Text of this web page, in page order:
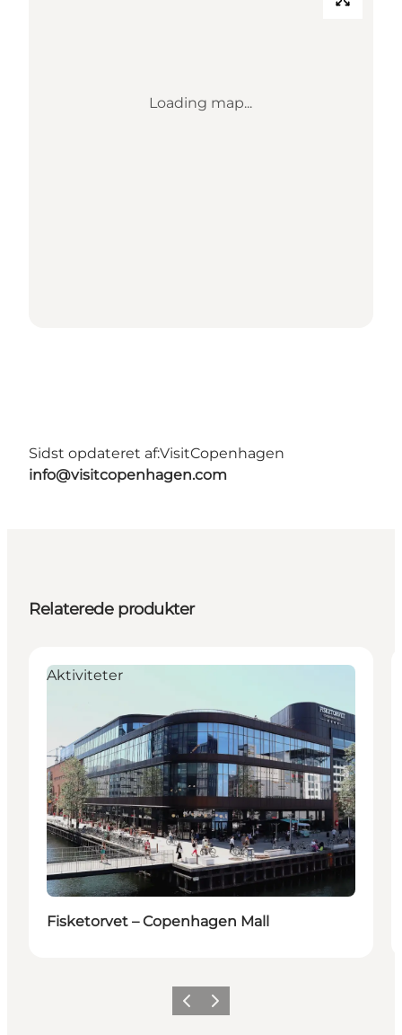
Loading map...
Sidst opdateret af:VisitCopenhagen
info@visitcopenhagen.com
Relaterede produkter
Aktiviteter
Fisketorvet – Copenhagen Mall
ForrigeNæste